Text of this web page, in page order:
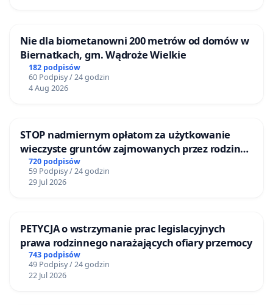
Nie dla biometanowni 200 metrów od domów w
Biernatkach, gm. Wądroże Wielkie
182 podpisów
60 Podpisy / 24 godzin
4 Aug 2026
STOP nadmiernym opłatom za użytkowanie
wieczyste gruntów zajmowanych przez rodzinne
ogrody działkowe.
720 podpisów
59 Podpisy / 24 godzin
29 Jul 2026
PETYCJA o wstrzymanie prac legislacyjnych
prawa rodzinnego narażających ofiary przemocy
743 podpisów
49 Podpisy / 24 godzin
22 Jul 2026